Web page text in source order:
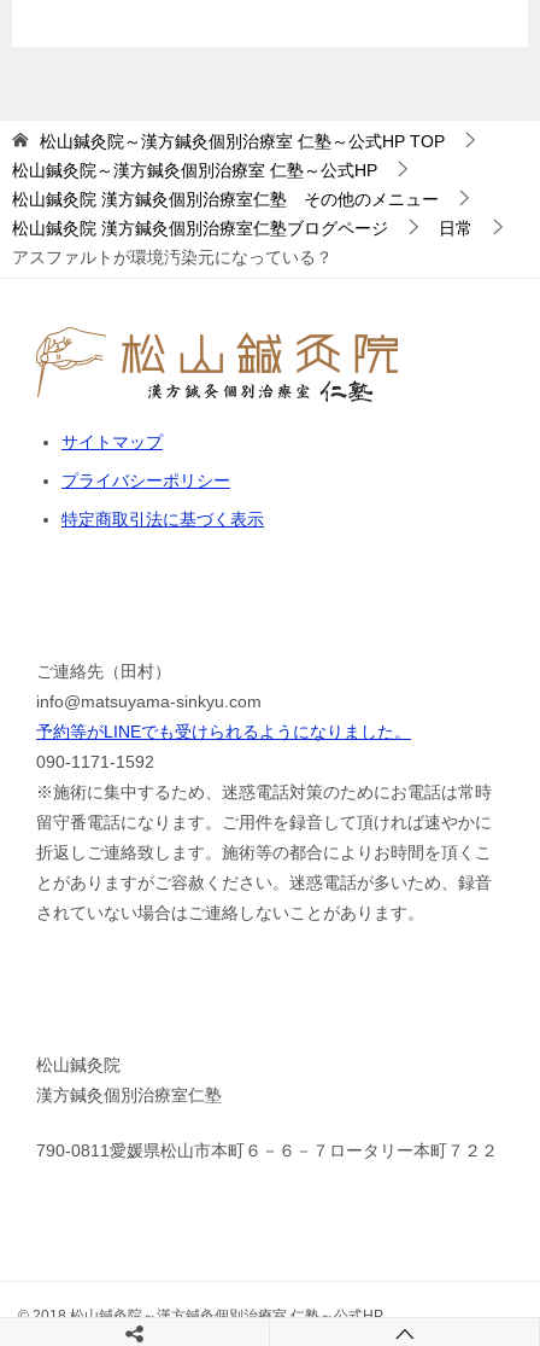
松山鍼灸院～漢方鍼灸個別治療室 仁塾～公式HP TOP
松山鍼灸院～漢方鍼灸個別治療室 仁塾～公式HP
松山鍼灸院 漢方鍼灸個別治療室仁塾 その他のメニュー
松山鍼灸院 漢方鍼灸個別治療室仁塾ブログページ
日常
アスファルトが環境汚染元になっている？
サイトマップ
プライバシーポリシー
特定商取引法に基づく表示
ご連絡先（田村）
info@matsuyama-sinkyu.com
予約等がLINEでも受けられるようになりました。
090-1171-1592
※施術に集中するため、迷惑電話対策のためにお電話は常時
留守番電話になります。ご用件を録音して頂ければ速やかに
折返しご連絡致します。施術等の都合によりお時間を頂くこ
とがありますがご容赦ください。迷惑電話が多いため、録音
されていない場合はご連絡しないことがあります。
松山鍼灸院
漢方鍼灸個別治療室仁塾
790-0811愛媛県松山市本町６－６－７ロータリー本町７２２
© 2018 松山鍼灸院～漢方鍼灸個別治療室 仁塾～公式HP